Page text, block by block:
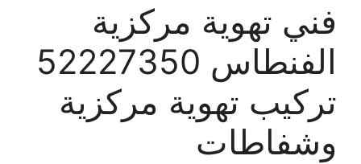
فني تهوية مركزية
الفنطاس 52227350
تركيب تهوية مركزية
وشفاطات